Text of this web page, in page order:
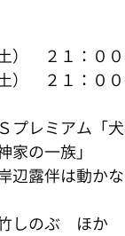
）　２１：０
）　２１：０
プレミアム「犬
家の一族」
辺露伴は動か
しのぶ　ほか